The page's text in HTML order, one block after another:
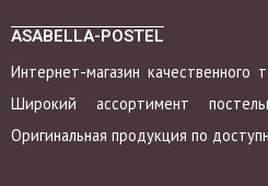
ASABELLA-POSTEL
Интернет-магазин
Широкий ассортимент
Оригинальная продукция по